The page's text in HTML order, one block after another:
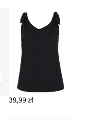
39,99 zł